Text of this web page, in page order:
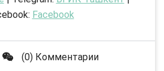
Facebook
(0) Комментарии